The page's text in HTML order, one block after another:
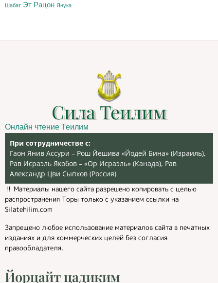
Шабат Эт Рацон Янука
Сила Теилим
Онлайн чтение Теилим
При сотрудничестве с:
Гаон Янив Ассури – Рош Йешива «Йодей Бина» (Израиль),
Рав Исраэль Якобов – «Ор Исраэль» (Канада), Рав
Александр Цви Сыпков (Россия)
‼️ Материалы нашего сайта разрешено копировать с целью
распространения Торы только с указанием ссылки на
Silatehilim.com
Запрещено любое использование материалов сайта в печатных
изданиях и для коммерческих целей без согласия
правообладателя.
Йорцайт цадиким